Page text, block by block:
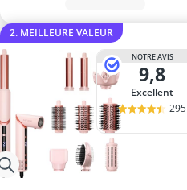
2. MEILLEURE VALEUR
NOTRE AVIS
9,8
Excellent
295